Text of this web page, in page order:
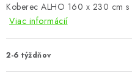
Reklamácie a odstúpenie od
Koberec ALHO 160 x 230 cm s
Viac informácií
2-6 týždňov